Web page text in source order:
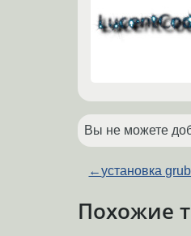
Вы не можете
←установка
Похожие